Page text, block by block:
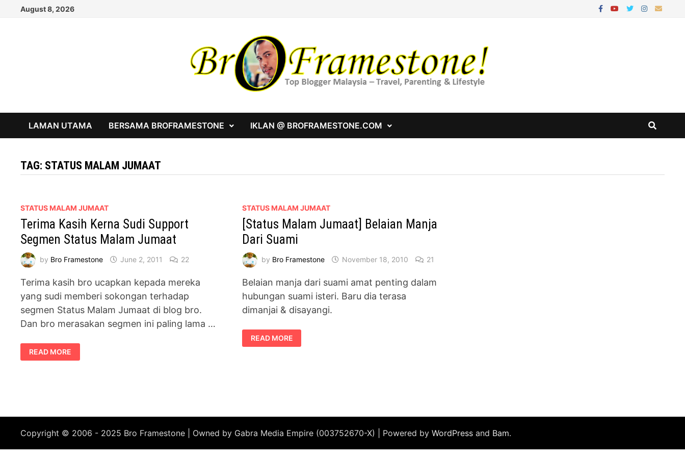
August 8, 2026
LAMAN UTAMA BERSAMA BROFRAMESTONE IKLAN @ BROFRAMESTONE.COM
TAG: STATUS MALAM JUMAAT
STATUS MALAM JUMAAT
Terima Kasih Kerna Sudi Support
Segmen Status Malam Jumaat
by Bro Framestone June 2, 2011 22
Terima kasih bro ucapkan kepada mereka
yang sudi memberi sokongan terhadap
segmen Status Malam Jumaat di blog bro.
Dan bro merasakan segmen ini paling lama …
TERIMA
KASIH
KERNA
READ MORE
STATUS MALAM JUMAAT
[Status Malam Jumaat] Belaian Manja
Dari Suami
by Bro Framestone November 18, 2010 21
Belaian manja dari suami amat penting dalam
hubungan suami isteri. Baru dia terasa
dimanjai & disayangi.
[STATUS
MALAM
JUMAAT]
READ MORE
Copyright © 2006 - 2025 Bro Framestone | Owned by Gabra Media Empire (003752670-X) | Powered byWordPress and Bam.